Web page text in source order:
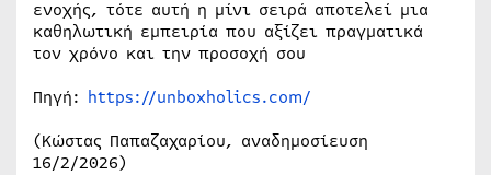
ενοχής, τότε αυτή η μίνι σειρά αποτελεί μια
καθηλωτική εμπειρία που αξίζει πραγματικά
τον χρόνο και την προσοχή σου
Πηγή: https://unboxholics.com/
(Κώστας Παπαζαχαρίου, αναδημοσίευση
16/2/2026)